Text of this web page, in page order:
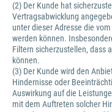
(2) Der Kunde hat
Vertragsabwicklung
unter dieser Adresse die
werden können.
Filtern sicherzustellen, dass
können.
(3) Der Kunde wird den
Hindernisse oder
Auswirkung auf die
mit dem Auftreten solcher